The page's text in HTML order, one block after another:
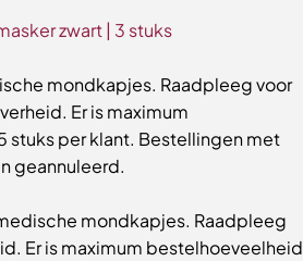
zwart | 3 stuks
mondkapjes. Raadpleeg voor
Er is maximum
stuks per klant. Bestellingen met
geannuleerd.
mondkapjes. Raadpleeg
Er is maximum bestelhoeveelheid